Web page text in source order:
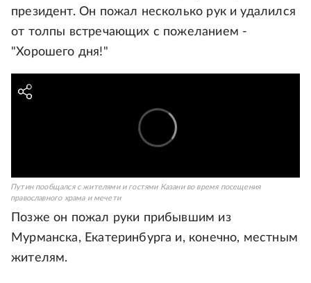
президент. Он пожал несколько рук и удалился
от толпы встречающих с пожеланием -
"Хорошего дня!"
Путин пообщался с жителями и гостями Казани во время посещения
православного храма и мечети
Позже он пожал руки прибывшим из
Мурманска, Екатеринбурга и, конечно, местным
жителям.